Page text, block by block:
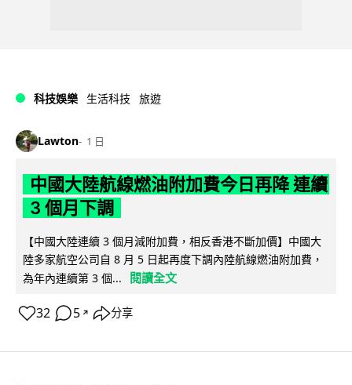
科技娛樂 生活科技 旅遊
Lawton 1 日
中國大陸航線燃油附加費今日再降 連續
3 個月下調
【中國大陸連續 3 個月減附加費，相反香港不斷加價】中國大
陸多家航空公司自 8 月 5 日起再度下調內陸航線燃油附加費，
為年內連續第 3 個...
閱讀全文
32 5 ↗ 分享